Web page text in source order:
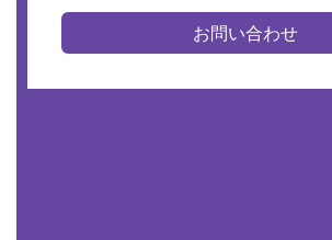
お問い合わせ